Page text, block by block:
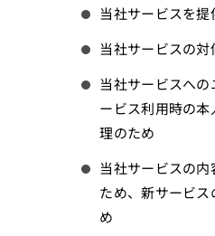
当社サービスを
当社サービスの
当社サービスへ
ービス利用時の
理のため
当社サービスの
ため、新サービ
め